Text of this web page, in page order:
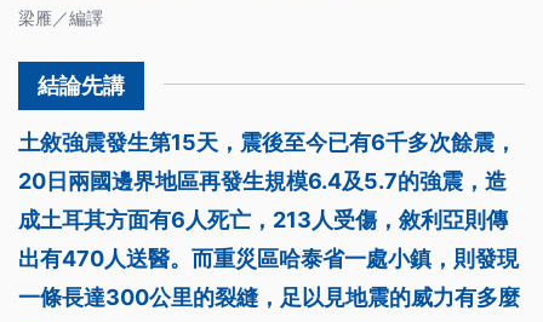
梁雁／編譯
土敘強震發生第15天，震後至今已有6千多次餘震，
20日兩國邊界地區再發生規模6.4及5.7的強震，造
成土耳其方面有6人死亡，213人受傷，敘利亞則傳
出有470人送醫。而重災區哈泰省一處小鎮，則發現
一條長達300公里的裂縫，足以見地震的威力有多麼